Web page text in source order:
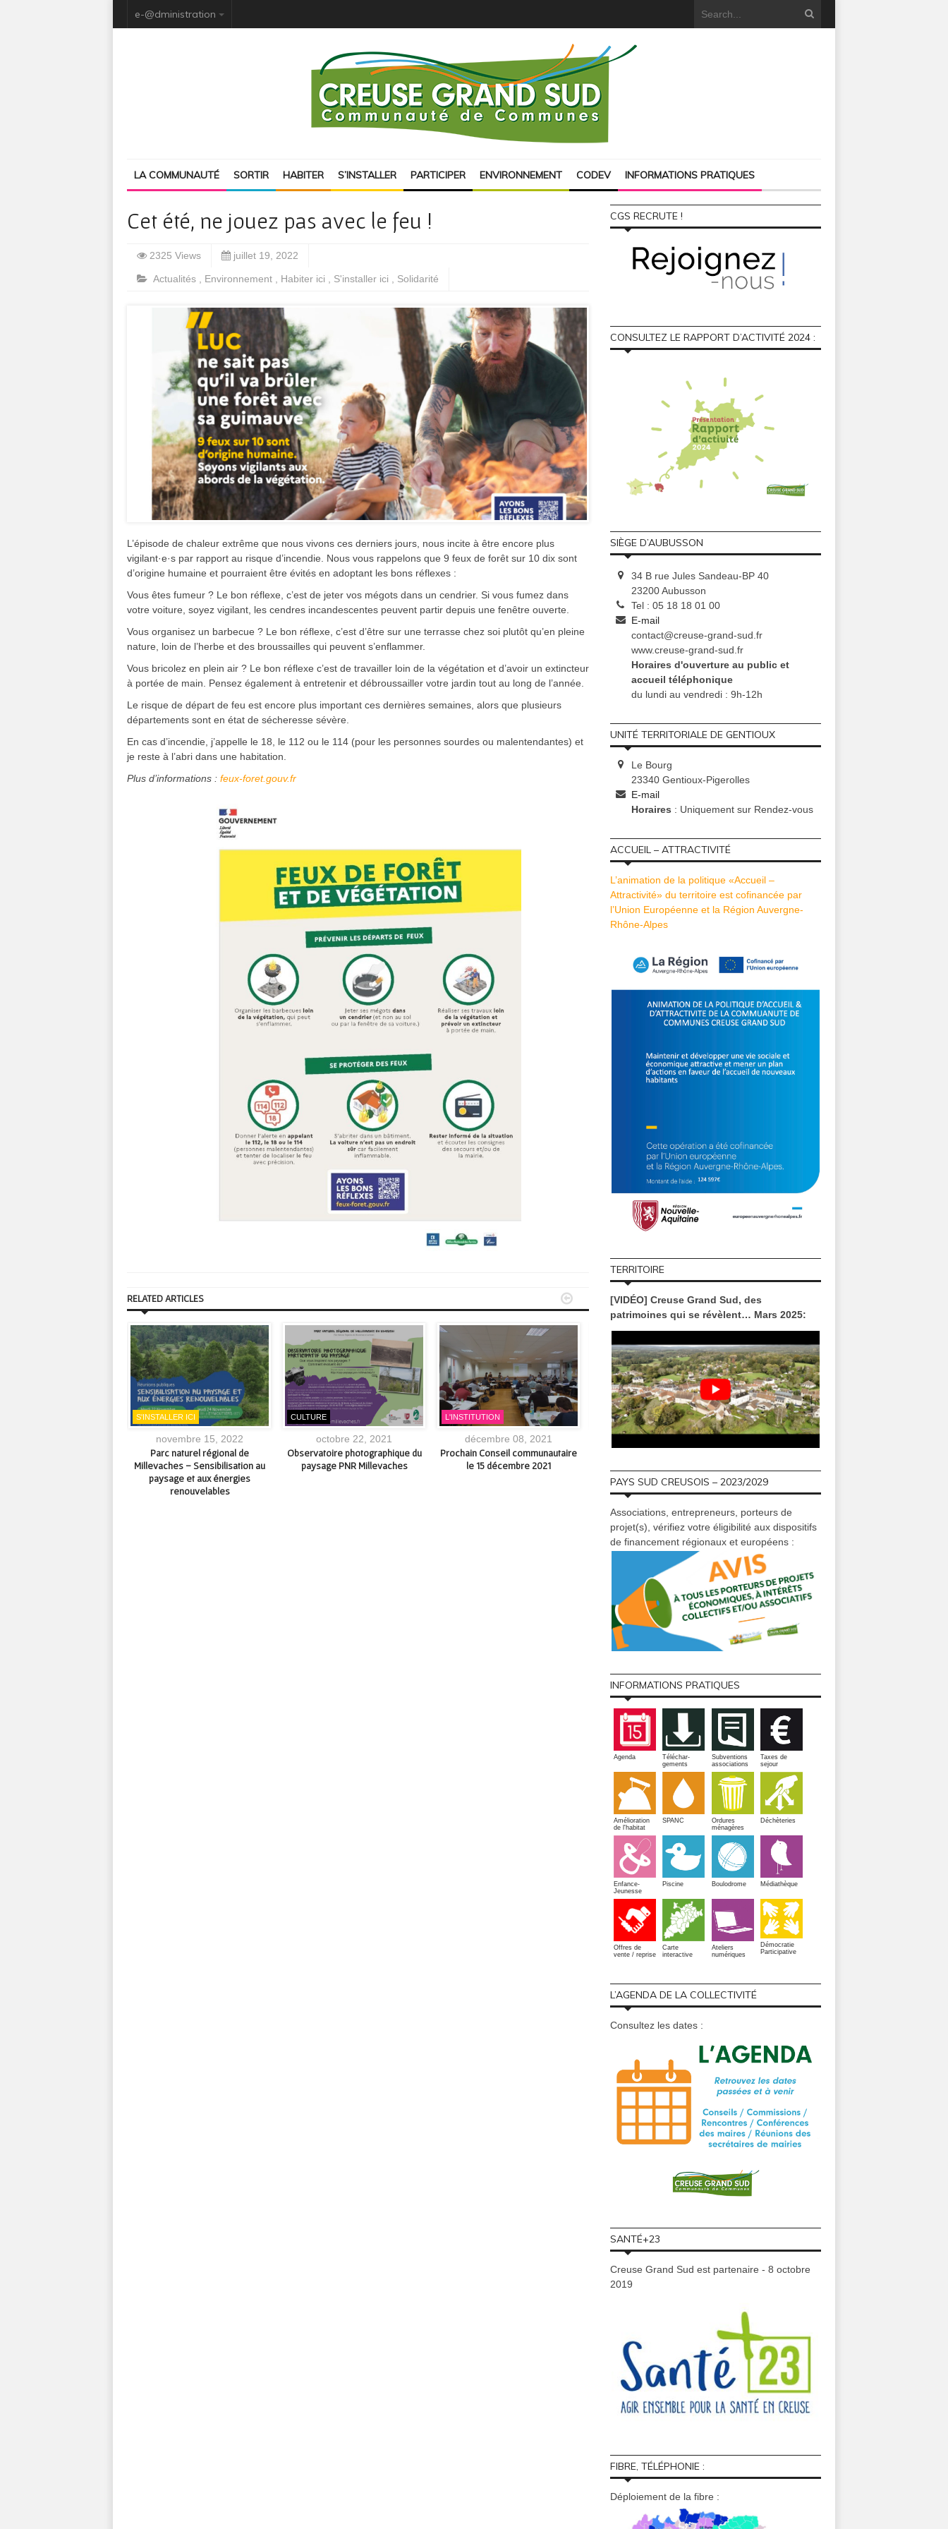
e-@dministration
LA COMMUNAUTÉ SORTIR HABITER S’INSTALLER PARTICIPER ENVIRONNEMENT CODEV INFORMATIONS PRATIQUES
Cet été, ne jouez pas avec le feu !
2325 Views juillet 19, 2022
Actualités Environnement Habiter ici S'installer ici Solidarité
L’épisode de chaleur extrême que nous vivons ces derniers jours, nous incite à être encore plus
vigilant·e·s par rapport au risque d’incendie. Nous vous rappelons que 9 feux de forêt sur 10 dix sont
d’origine humaine et pourraient être évités en adoptant les bons réflexes :
Vous êtes fumeur ? Le bon réflexe, c’est de jeter vos mégots dans un cendrier. Si vous fumez dans
votre voiture, soyez vigilant, les cendres incandescentes peuvent partir depuis une fenêtre ouverte.
Vous organisez un barbecue ? Le bon réflexe, c’est d’être sur une terrasse chez soi plutôt qu’en pleine
nature, loin de l’herbe et des broussailles qui peuvent s’enflammer.
Vous bricolez en plein air ? Le bon réflexe c’est de travailler loin de la végétation et d’avoir un extincteur
à portée de main. Pensez également à entretenir et débroussailler votre jardin tout au long de l’année.
Le risque de départ de feu est encore plus important ces dernières semaines, alors que plusieurs
départements sont en état de sécheresse sévère.
En cas d’incendie, j’appelle le 18, le 112 ou le 114 (pour les personnes sourdes ou malentendantes) et
je reste à l’abri dans une habitation.
Plus d’informations : feux-foret.gouv.fr
RELATED ARTICLES
S'INSTALLER ICI
novembre 15, 2022
Parc naturel régional de
Millevaches – Sensibilisation au
paysage et aux énergies
renouvelables
CULTURE
octobre 22, 2021
Observatoire photographique du
paysage PNR Millevaches
L'INSTITUTION
décembre 08, 2021
Prochain Conseil communautaire
le 15 décembre 2021
ACTUALITÉS
des copains ! #Vacances #Alsh
#CGS – novembre 2018
SORTIR

CGS RECRUTE !
CONSULTEZ LE RAPPORT D’ACTIVITÉ 2024 :
SIÈGE D’AUBUSSON
34 B rue Jules Sandeau-BP 40
23200 Aubusson
Tel : 05 18 18 01 00
E-mail
contact@creuse-grand-sud.fr
www.creuse-grand-sud.fr
Horaires d'ouverture au public et
accueil téléphonique
du lundi au vendredi : 9h-12h
UNITÉ TERRITORIALE DE GENTIOUX
Le Bourg
23340 Gentioux-Pigerolles
E-mail
Horaires : Uniquement sur Rendez-vous
ACCUEIL – ATTRACTIVITÉ
L’animation de la politique «Accueil –
Attractivité» du territoire est cofinancée par
l’Union Européenne et la Région Auvergne-
Rhône-Alpes
TERRITOIRE
[VIDÉO] Creuse Grand Sud, des
patrimoines qui se révèlent… Mars 2025:
PAYS SUD CREUSOIS – 2023/2029
Associations, entrepreneurs, porteurs de
projet(s), vérifiez votre éligibilité aux dispositifs
de financement régionaux et européens :
INFORMATIONS PRATIQUES
Agenda
Téléchar-
gements
Subventions
associations
Taxes de
sejour
Amélioration
de l'habitat
SPANC
Ordures
ménagères
Déchèteries
Enfance-
Jeunesse
Piscine Boulodrome Médiathèque
Offres de
vente / reprise
Carte
interactive
Ateliers
numériques
Démocratie
Participative
L’AGENDA DE LA COLLECTIVITÉ
Consultez les dates :
SANTÉ+23
Creuse Grand Sud est partenaire - 8 octobre
2019
FIBRE, TÉLÉPHONIE :
Déploiement de la fibre :